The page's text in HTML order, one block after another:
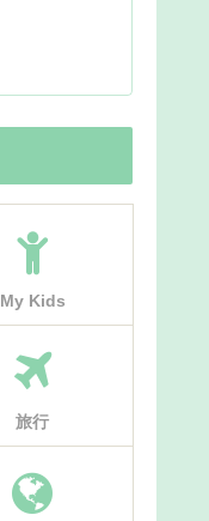
My Kids
旅行